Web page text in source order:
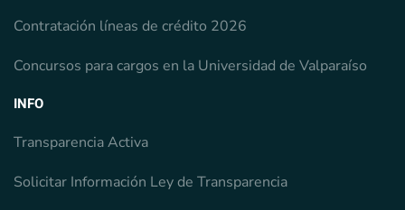
Contratación líneas de crédito 2026
Concursos para cargos en la Universidad de Valparaíso
INFO
Transparencia Activa
Solicitar Información Ley de Transparencia